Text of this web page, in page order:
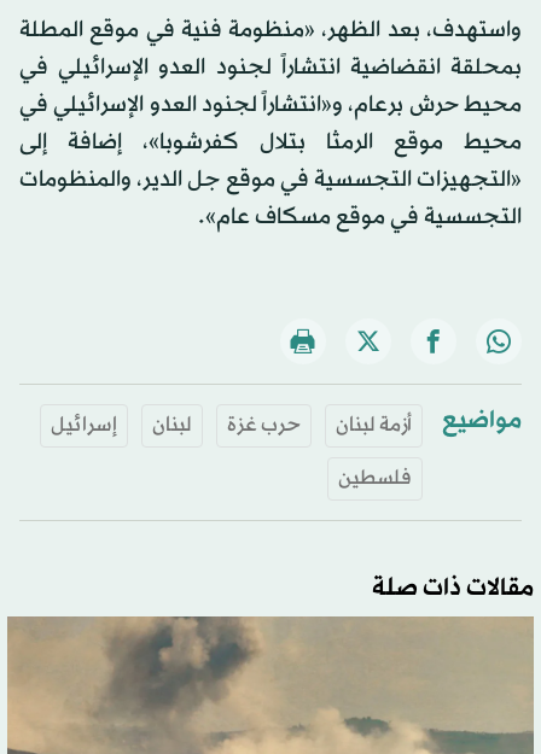
واستهدف، بعد الظهر، «منظومة فنية في موقع المطلة
بمحلقة ‏انقضاضية انتشاراً لجنود العدو الإسرائيلي في
‏محيط حرش برعام، و«انتشاراً لجنود العدو الإسرائيلي في
‏محيط موقع الرمثا بتلال كفرشوبا»، إضافة إلى
«التجهيزات التجسسية في موقع جل الدير، والمنظومات
التجسسية في موقع مسكاف عام».
مواضيع أزمة لبنان حرب غزة لبنان
إسرائيل
فلسطين
مقالات ذات صلة